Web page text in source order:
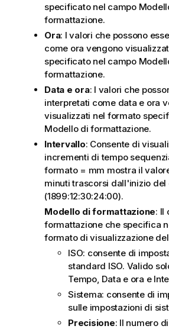
specificato nel campo
formattazione.
Ora: I valori che possono
come ora vengono
specificato nel campo
formattazione.
Data e ora: I valori che
interpretati come data e ora
visualizzati nel formato
Modello di formattazione.
Intervallo: Consente di
incrementi di tempo
formato = mm mostra il
minuti trascorsi dall'inizio del
(1899:12:30:24:00).
Modello di formattazione: Il
formattazione che specifica
formato di visualizzazione
ISO: consente di
standard ISO. Valido
Tempo, Data e ora e
Sistema: consente di
sulle impostazioni di
Precisione: Il numero